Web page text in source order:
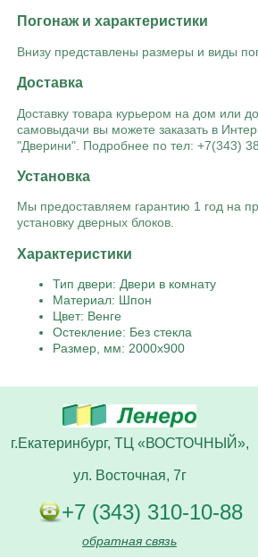
Погонаж и характеристики
Внизу представлены размеры и виды
Доставка
Доставку товара курьером на дом или
самовыдачи вы можете заказать в
"Дверини". Подробнее по тел: +7(343)
Установка
Мы предоставляем гарантию 1 год на
установку дверных блоков.
Характеристики
Тип двери: Двери в комнату
Материал: Шпон
Цвет: Венге
Остекление: Без стекла
Размер, мм: 2000х900
г.Екатеринбург, ТЦ «ВОСТОЧНЫЙ»,
ул. Восточная, 7г
+7 (343) 310-10-88
обратная связь